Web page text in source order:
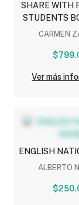
SHARE WITH
STUDENTS
NAVIO APP
CARMEN
Ver más
ENGLISH
ALBERTO